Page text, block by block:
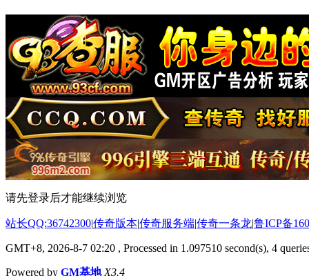
请先登录后才能继续浏览
站长QQ:36742300|传奇版本|传奇服务端|传奇一条龙|鲁ICP备
GMT+8, 2026-8-7 02:20 , Processed in 1.097510 second(s), 4
Powered by GM基地 X3.4